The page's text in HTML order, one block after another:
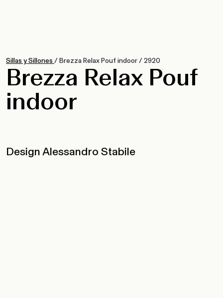
Sillas y Sillones /Brezza Relax Pouf indoor/2920
Brezza Relax Pouf
indoor
Design Alessandro Stabile